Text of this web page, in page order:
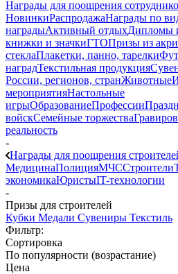
Награды для поощрения
НовинкиРаспродажаНаграды по
наградыАктивный отдыхДипломы
книжки и значкиГТОПризы из
стеклаПлакетки, панно, тарелки
наградТекстильная продукция
России, регионов, странЖивотные
мероприятияНастольные
игрыОбразованиеПрофессии
войскСемейные торжества
реальность
-
Награды для поощрения
МедицинаПолицияМЧССтроители
экономикаЮристыIT-технологии
-
Призы для строителей
Кубки Медали Сувениры Текстиль
Фильтр:
Сортировка
По популярности (возрастание)
Цена